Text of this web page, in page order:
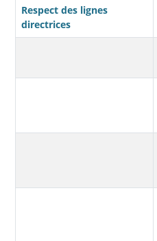
Respect des lignes
directrices